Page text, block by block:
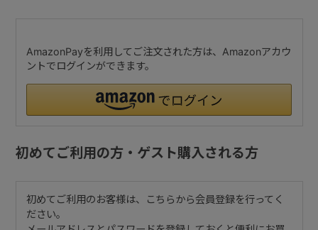
AmazonPayを利用してご注文された方は、Amazonアカウ
ントでログインができます。
初めてご利用の方・ゲスト購入される方
初めてご利用のお客様は、こちらから会員登録を行ってく
ださい。